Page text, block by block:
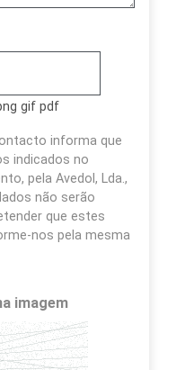
gif pdf
informa que
indicados no
pela Avedol, Lda.,
não serão
que estes
nos pela mesma
imagem